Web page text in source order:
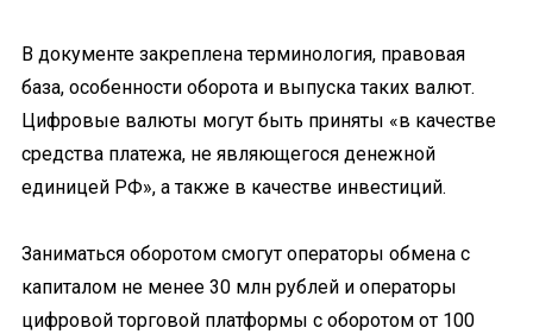
В документе закреплена терминология, правовая
база, особенности оборота и выпуска таких валют.
Цифровые валюты могут быть приняты «в качестве
средства платежа, не являющегося денежной
единицей РФ», а также в качестве инвестиций.
Заниматься оборотом смогут операторы обмена с
капиталом не менее 30 млн рублей и операторы
цифровой торговой платформы с оборотом от 100